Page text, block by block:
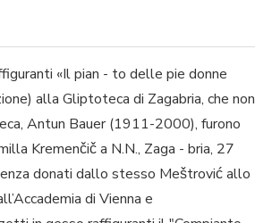
«Il pian - to delle pie donne
alla Gliptoteca di Zagabria, che non
Antun Bauer (1911-2000), furono
Kremenčič a N.N., Zaga - bria, 27
donati dallo stesso Meštrović allo
di Vienna e